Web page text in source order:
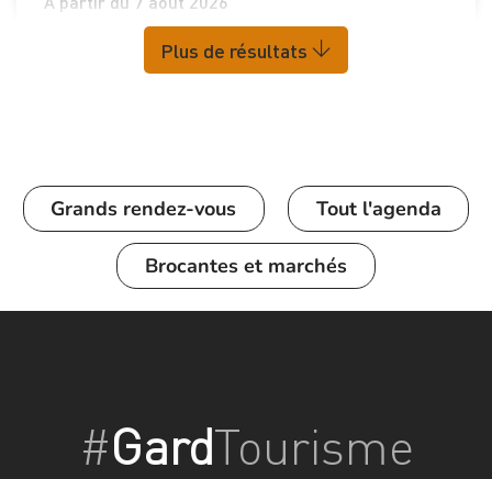
Plus de résultats
Grands rendez-vous Tout l'agenda
Brocantes et marchés
#GardTourisme